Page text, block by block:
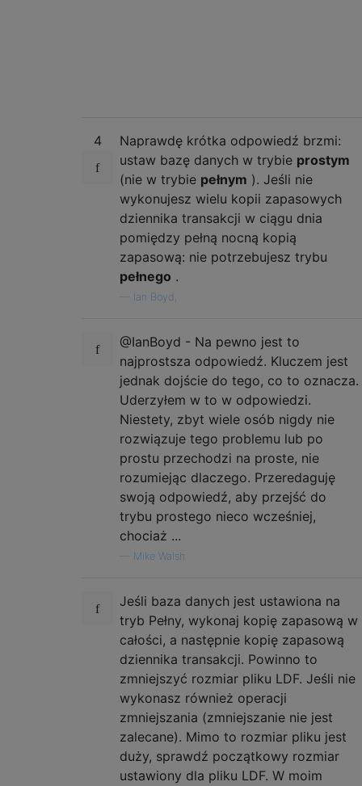
4
Naprawdę krótka odpowiedź brzmi:
ustaw bazę danych w trybie prostym
(nie w trybie pełnym ). Jeśli nie
wykonujesz wielu kopii zapasowych
dziennika transakcji w ciągu dnia
pomiędzy pełną nocną kopią
zapasową: nie potrzebujesz trybu
pełnego .
Ian Boyd,
@IanBoyd - Na pewno jest to
najprostsza odpowiedź. Kluczem jest
jednak dojście do tego, co to oznacza.
Uderzyłem w to w odpowiedzi.
Niestety, zbyt wiele osób nigdy nie
rozwiązuje tego problemu lub po
prostu przechodzi na proste, nie
rozumiejąc dlaczego. Przeredaguję
swoją odpowiedź, aby przejść do
trybu prostego nieco wcześniej,
chociaż ...
Mike Walsh
Jeśli baza danych jest ustawiona na
tryb Pełny, wykonaj kopię zapasową w
całości, a następnie kopię zapasową
dziennika transakcji. Powinno to
zmniejszyć rozmiar pliku LDF. Jeśli nie
wykonasz również operacji
zmniejszania (zmniejszanie nie jest
zalecane). Mimo to rozmiar pliku jest
duży, sprawdź początkowy rozmiar
ustawiony dla pliku LDF. W moim